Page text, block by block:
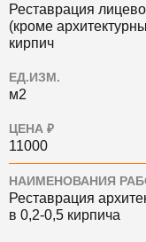
Реставрация
(кроме
кирпич
ЕД.ИЗМ.
м2
ЦЕНА ₽
11000
НАИМЕНОВАНИЯ
Реставрация
в 0,2-0,5 кирпича